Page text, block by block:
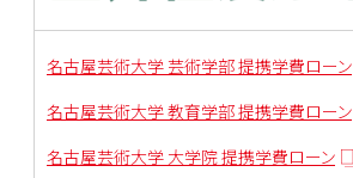
名古屋芸術大学 芸術学部 提携学費ローン
名古屋芸術大学 教育学部 提携学費ローン
名古屋芸術大学 大学院 提携学費ローン